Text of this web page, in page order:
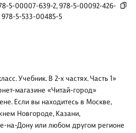
5-00007-639-2,978-5-00092-426-
978-5-533-00485-5
Учебник. В 2-х частях. Часть 1»
магазине «Читай-город»
Если вы находитесь в Москве,
Новгороде, Казани,
на-Дону или любом другом регионе